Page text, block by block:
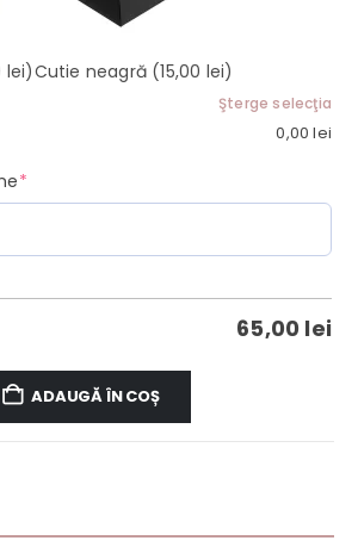
lei)Cutie neagră (15,00 lei)
Şterge selecţia
0,00lei
*(required)
65,00 lei
ADAUGĂ ÎN COȘ